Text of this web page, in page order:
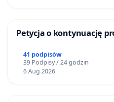
Petycja o kontynuację
41 podpisów
39 Podpisy / 24 godzin
6 Aug 2026